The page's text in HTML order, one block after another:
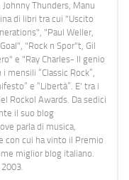
Thunders, Manu
di libri tra cui "Uscito
"Paul Weller,
"Rock n Spor"t, Gil
e "Ray Charles- Il genio
mensili “Classic Rock”,
e “Libertà”. E' tra i
Rockol Awards. Da sedici
il suo blog
parla di musica,
con cui ha vinto il Premio
miglior blog italiano.